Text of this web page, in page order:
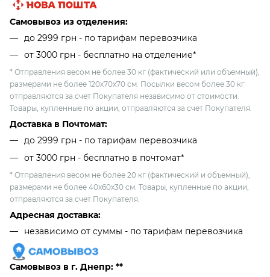
Самовывоз из отделения:
до 2999 грн - по тарифам перевозчика
от 3000 грн - бесплатно на отделение*
* Отправления весом не более 30 кг (фактический или объемный),
размерами не более 120х70х70 см. Посылки весом более 30 кг
отправляются за счет Покупателя независимо от стоимости.
Товары, купленные по акции, отправляются за счет Покупателя.
Доставка в Почтомат:
до 2999 грн - по тарифам перевозчика
от 3000 грн - бесплатно в почтомат*
* Отправления весом не более 20 кг (фактический и объемный),
размерами не более 40х60х30 см. Товары, купленные по акции,
отправляются за счет Покупателя.
Адресная доставка:
независимо от cуммы - по тарифам перевозчика
Самовывоз в г. Днепр: **